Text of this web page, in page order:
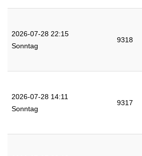
2026-07-28 22:15
Sonntag
9318
2026-07-28 14:11
Sonntag
9317